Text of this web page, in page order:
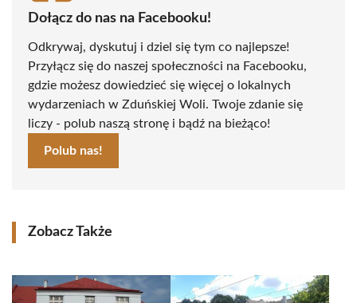
Dołącz do nas na Facebooku!
Odkrywaj, dyskutuj i dziel się tym co najlepsze!
Przyłącz się do naszej społeczności na Facebooku,
gdzie możesz dowiedzieć się więcej o lokalnych
wydarzeniach w Zduńskiej Woli. Twoje zdanie się
liczy - polub naszą stronę i bądź na bieżąco!
Polub nas!
Zobacz Także